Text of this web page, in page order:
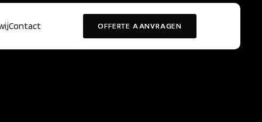
Contact OFFERTE AANVRAGEN